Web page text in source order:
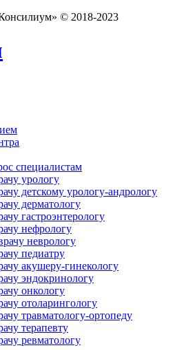
© 2018-2023
специалистам
урологу
детскому урологу-андрологу
дерматологу
гастроэнтерологу
нефрологу
неврологу
педиатру
акушеру-гинекологу
эндокринологу
онкологу
отоларингологу
травматологу-ортопеду
терапевту
ревматологу